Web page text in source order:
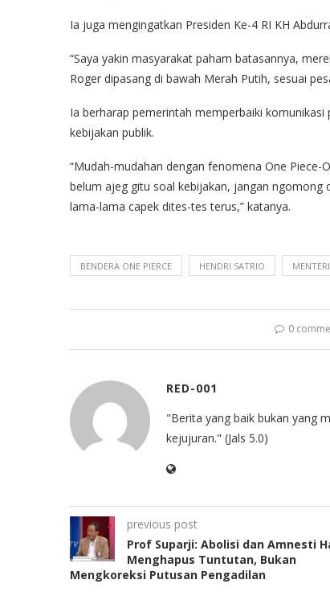
Ia juga mengingatkan Presiden Ke-4 RI KH
“Saya yakin masyarakat paham batasannya,
Roger dipasang di bawah Merah Putih, sesuai
Ia berharap pemerintah memperbaiki
kebijakan publik.
“Mudah-mudahan dengan fenomena One Piece-
belum ajeg gitu soal kebijakan, jangan ngomong
lama-lama capek dites-tes terus,” katanya.
BENDERA ONE PIERCE HENDRI SATRIO
0
RED-001
"Berita yang baik bukan yang
kejujuran." (Jals 5.0)
previous post
Prof Suparji: Abolisi dan Amnesti
Menghapus Tuntutan, Bukan
Mengkoreksi Putusan Pengadilan